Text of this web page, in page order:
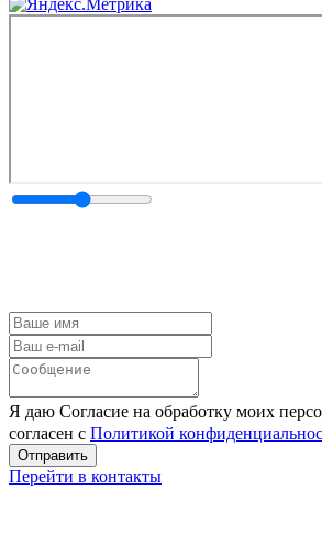
Я даю Согласие на обработку моих
согласен с Политикой
Перейти в контакты